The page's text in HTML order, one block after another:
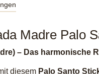
Madre Palo
– Das harmonische
diesem Palo Santo